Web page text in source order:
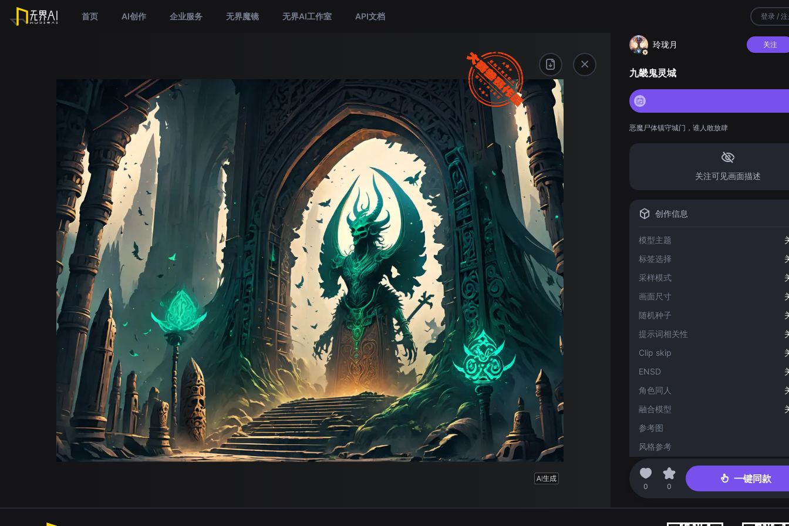
首页 AI创作 企业服务 无界魔镜 无界AI工作室 API文档 登录 /
玲珑月 关注
九畿鬼灵城
恶魔尸体镇守城门，谁人敢放肆
关注可见画面描述
创作信息
模型主题
标签选择
采样模式
画面尺寸
随机种子
提示词相关性
Clip skip
ENSD
角色同人
融合模型
参考图
风格参考
角色参考
结构参考
精绘
0 0
一键同款